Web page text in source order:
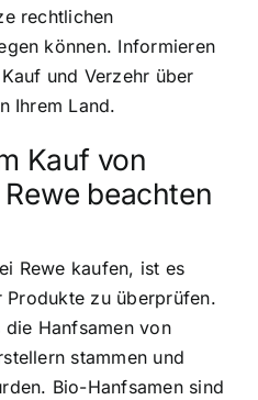
rechtlichen
können. Informieren
und Verzehr über
Ihrem Land.
Kauf von
beachten
Rewe kaufen, ist es
zu überprüfen.
Hanfsamen von
stammen und
Bio-Hanfsamen sind